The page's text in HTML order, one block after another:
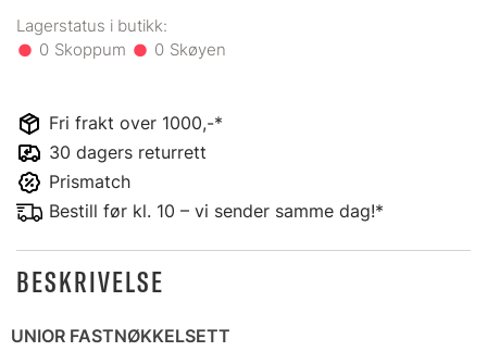
0 0
Fri frakt over 1000,-*
30 dagers returrett
Prismatch
Bestill før kl. 10 – vi sender samme dag!*
BESKRIVELSE
UNIOR FASTNØKKELSETT